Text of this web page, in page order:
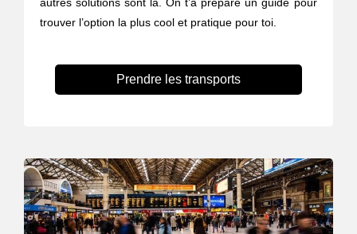
trouver l’option la plus cool et pratique pour toi.
Prendre les transports